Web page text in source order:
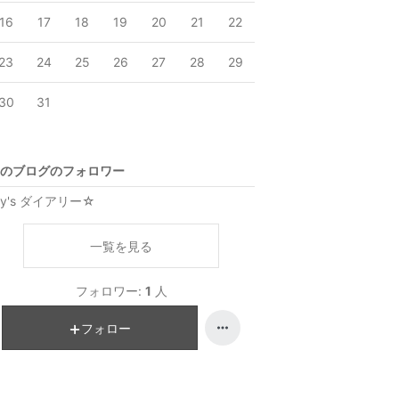
17 18 19 20 21 22
24 25 26 27 28 29
31
ブログのフォロワー
ダイアリー☆
一覧を見る
フォロワー: 1 人
フォロー